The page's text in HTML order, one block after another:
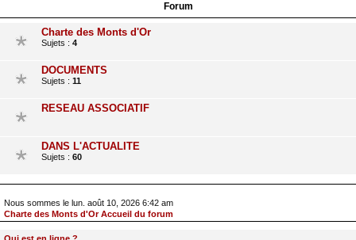
Forum
Charte des Monts d'Or
Sujets : 4
DOCUMENTS
Sujets : 11
RESEAU ASSOCIATIF
DANS L'ACTUALITE
Sujets : 60
Nous sommes le lun. août 10, 2026 6:42 am
Charte des Monts d'Or Accueil du forum